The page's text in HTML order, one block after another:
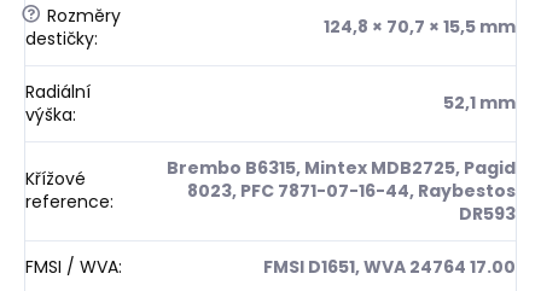
? Rozměry
destičky: 124,8 × 70,7 × 15,5 mm
Radiální
výška: 52,1 mm
Křížové
reference:
Brembo B6315, Mintex MDB2725, Pagid
8023, PFC 7871-07-16-44, Raybestos
DR593
FMSI / WVA: FMSI D1651, WVA 24764 17.00